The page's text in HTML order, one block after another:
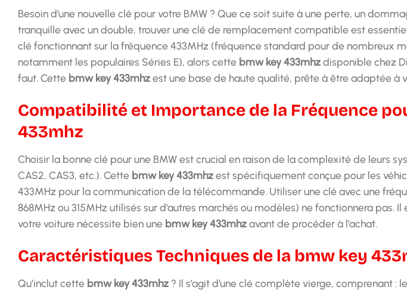
Besoin d’une nouvelle clé pour votre BMW ? Que ce soit suite à une perte, un
tranquille avec un double, trouver une clé de remplacement compatible est
clé fonctionnant sur la fréquence 433MHz (fréquence standard pour de nombreux
notamment les populaires Séries E), alors cette bmw key 433mhzdisponible chez
faut. Cette bmw key 433mhzest une base de haute qualité, prête à être adaptée à
Compatibilité et Importance de la Fréquence
433mhz
Choisir la bonne clé pour une BMW est crucial en raison de la complexité de leurs
CAS2, CAS3, etc.). Cette bmw key 433mhzest spécifiquement conçue pour les
433MHz pour la communication de la télécommande. Utiliser une clé avec une
868MHz ou 315MHz utilisés sur d’autres marchés ou modèles) ne fonctionnera
votre voiture nécessite bien une bmw key 433mhzavant de procéder à l’achat.
Caractéristiques Techniques de la bmw key
Qu’inclut cette bmw key 433mhz? Il s’agit d’une clé complète vierge, comprenant